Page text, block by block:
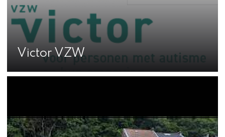
Victor VZW